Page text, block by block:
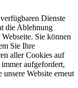
Dienste
die Ablehnung
Sie können
Sie Ihre
aller Cookies auf
aufgefordert,
Website erneut